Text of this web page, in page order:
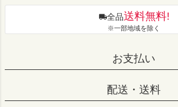
全品送料無料!
※一部地域を除く
お支払い
配送・送料